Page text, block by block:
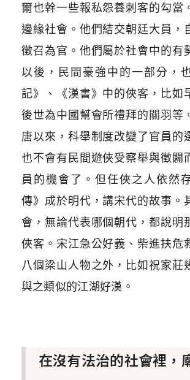
爾也幹一些報私怨養刺客的勾當
邊緣社會。他們結交朝廷大員，
徵召為官。他們屬於社會中的有
以後，民間豪強中的一部分，
記》、《漢書》中的俠客，比如
後世為中國幫會所禮拜的關羽等
唐以來，科舉制度改變了官員的
也不會有民間遊俠受察舉與徵闢
員的機會了。但任俠之人依然
傳》成於明代，講宋代的故事。
會，無論代表哪個朝代，都說明
俠客。宋江急公好義、柴進扶危
八個梁山人物之外，比如祝家莊
與之類似的江湖好漢。
在沒有法治的社會裡，